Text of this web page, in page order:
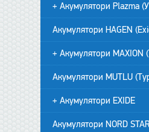
+ Акумулятори Plazma
Акумулятори HAGEN
+ Акумулятори MAXION
Акумулятори MUTLU
+ Акумулятори EXIDE
Акумулятори NORD STAR